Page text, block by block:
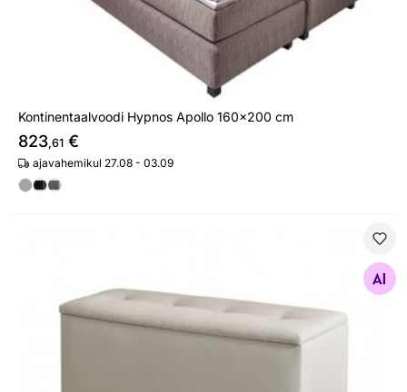
Kontinentaalvoodi Hypnos Apollo 160x200 cm
823,61 €
ajavahemikul 27.08 - 03.09